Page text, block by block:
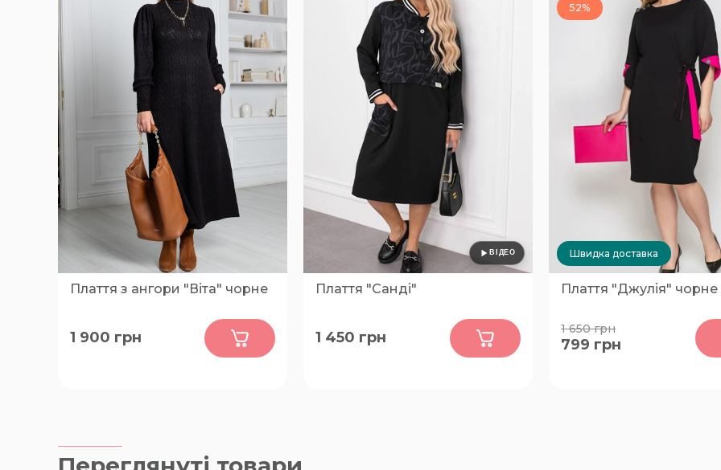
Плаття з ангори "Віта" чорне
1 900 грн
Плаття "Санді"
46-48, 50-52, 54-56, 58-60, 62-64
1 450 грн
52%
Швидка доставка
Плаття "Джулія" чорне
58
1 650грн
799 грн